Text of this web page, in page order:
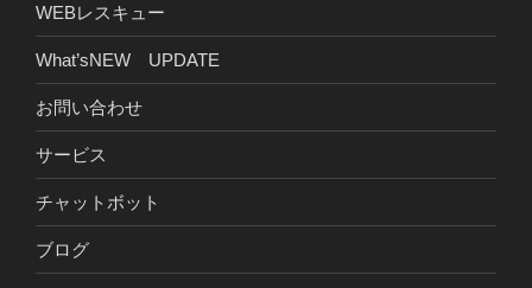
WEBレスキュー
What’sNEW UPDATE
お問い合わせ
サービス
チャットボット
ブログ